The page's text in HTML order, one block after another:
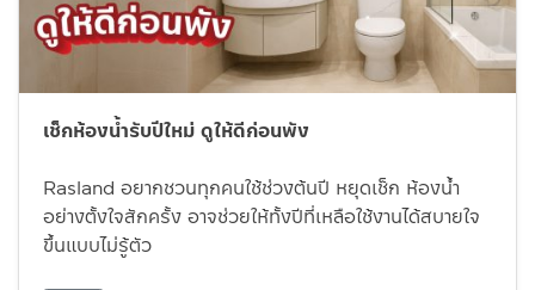
เช็กห้องน้ำรับปีใหม่ ดูให้ดีก่อนพัง
Rasland อยากชวนทุกคนใช้ช่วงต้นปี หยุดเช็ก ห้องน้ำ
อย่างตั้งใจสักครั้ง อาจช่วยให้ทั้งปีที่เหลือใช้งานได้สบายใจ
ขึ้นแบบไม่รู้ตัว